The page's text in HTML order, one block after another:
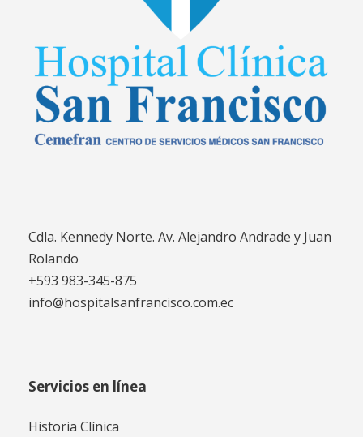
Cdla. Kennedy Norte. Av. Alejandro Andrade y Juan
Rolando
+593 983-345-875
info@hospitalsanfrancisco.com.ec
Servicios en línea
Historia Clínica